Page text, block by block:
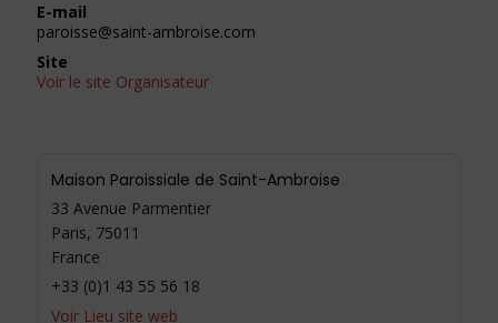
E-mail
paroisse@saint-ambroise.com
Site
Voir le site Organisateur
Maison Paroissiale de Saint-Ambroise
33 Avenue Parmentier
Paris, 75011
France
+33 (0)1 43 55 56 18
Voir Lieu site web